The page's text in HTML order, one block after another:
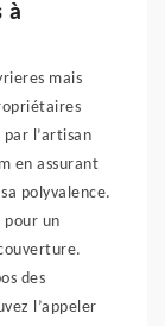
à
mais
l’artisan
en assurant
polyvalence.
pour un
des
l’appeler